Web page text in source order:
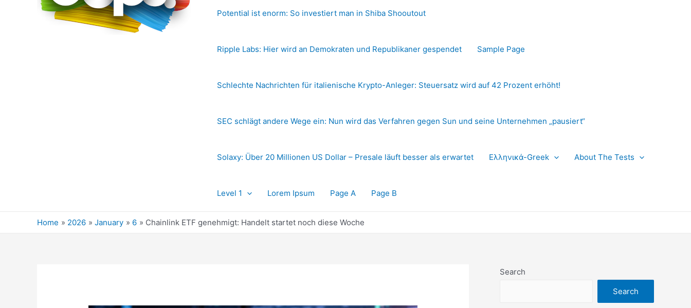
Potential ist enorm: So investiert man in Shiba Shooutout
Ripple Labs: Hier wird an Demokraten und Republikaner gespendet Sample Page
Schlechte Nachrichten für italienische Krypto-Anleger: Steuersatz wird auf 42 Prozent erhöht!
SEC schlägt andere Wege ein: Nun wird das Verfahren gegen Sun und seine Unternehmen „pausiert“
Solaxy: Über 20 Millionen US Dollar – Presale läuft besser als erwartet Ελληνικά-Greek About The Tests
Level 1 Lorem Ipsum Page A Page B
Home 2026 January 6 Chainlink ETF genehmigt: Handelt startet noch diese Woche
Search
Search